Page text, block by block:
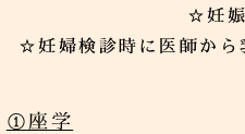
☆妊
☆妊婦検診時に医師から
①座学